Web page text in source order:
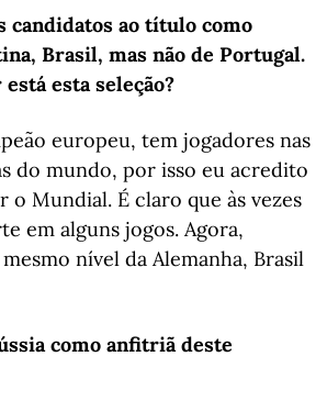
candidatos ao título como
Brasil, mas não de Portugal.
esta seleção?
europeu, tem jogadores nas
do mundo, por isso eu acredito
o Mundial. É claro que às vezes
em alguns jogos. Agora,
nível da Alemanha, Brasil
como anfitriã deste